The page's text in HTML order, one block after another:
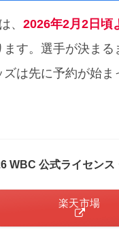
、 2026年2月2日頃
ます。選手が決ま
は先に予約が始ま
WBC 公式ライセン
楽天市場